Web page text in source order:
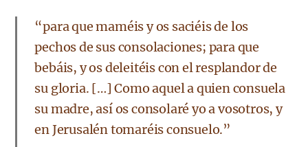
“para que maméis y os saciéis de los
pechos de sus consolaciones; para que
bebáis, y os deleitéis con el resplandor de
su gloria. […] Como aquel a quien consuela
su madre, así os consolaré yo a vosotros, y
en Jerusalén tomaréis consuelo.”